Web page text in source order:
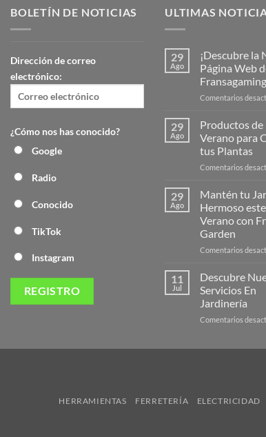
BOLETÍN DE NOTICIAS
Dirección de correo
electrónico:
¿Cómo nos has conocido?
Google
Radio
Conocido
TikTok
Instagram
ULTIMAS
29
Ago
¡Descubre la
Página Web
Comentarios
29
Ago
Productos de
Verano para
tus Plantas
Comentarios
29
Ago
Mantén tu
Hermoso este
Verano con
Garden
Comentarios
11
Jul
Descubre
Servicios En
Jardinería
Comentarios
HERRAMIENTAS FERRETERÍA ELECTRICIDAD